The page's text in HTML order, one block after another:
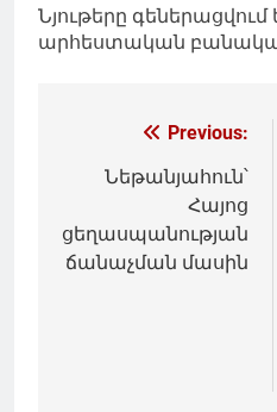
Նյութերը
արհեստական
Գրառումների
նավարկումը
Previous:
Նեթանյահուն՝
Հայոց
ցեղասպանության
ճանաչման մասին